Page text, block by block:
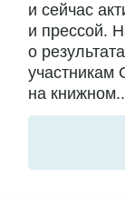
и сейчас
и прессой.
о
участникам
на